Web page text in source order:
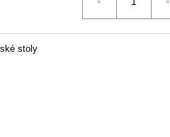
stoly